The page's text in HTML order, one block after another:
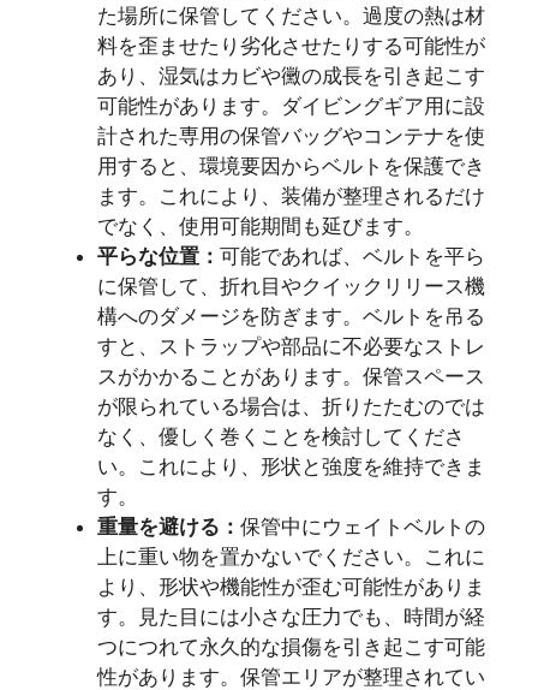
た場所に保管してください。過度の熱は材
料を歪ませたり劣化させたりする可能性が
あり、湿気はカビや黴の成長を引き起こす
可能性があります。ダイビングギア用に設
計された専用の保管バッグやコンテナを使
用すると、環境要因からベルトを保護でき
ます。これにより、装備が整理されるだけ
でなく、使用可能期間も延びます。
平らな位置： 可能であれば、ベルトを平ら
に保管して、折れ目やクイックリリース機
構へのダメージを防ぎます。ベルトを吊る
すと、ストラップや部品に不必要なストレ
スがかかることがあります。保管スペース
が限られている場合は、折りたたむのでは
なく、優しく巻くことを検討してくださ
い。これにより、形状と強度を維持できま
す。
重量を避ける： 保管中にウェイトベルトの
上に重い物を置かないでください。これに
より、形状や機能性が歪む可能性がありま
す。見た目には小さな圧力でも、時間が経
つにつれて永久的な損傷を引き起こす可能
性があります。保管エリアが整理されてい